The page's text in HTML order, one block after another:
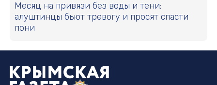
Месяц на привязи без воды и тени:
алуштинцы бьют тревогу и просят спасти
пони